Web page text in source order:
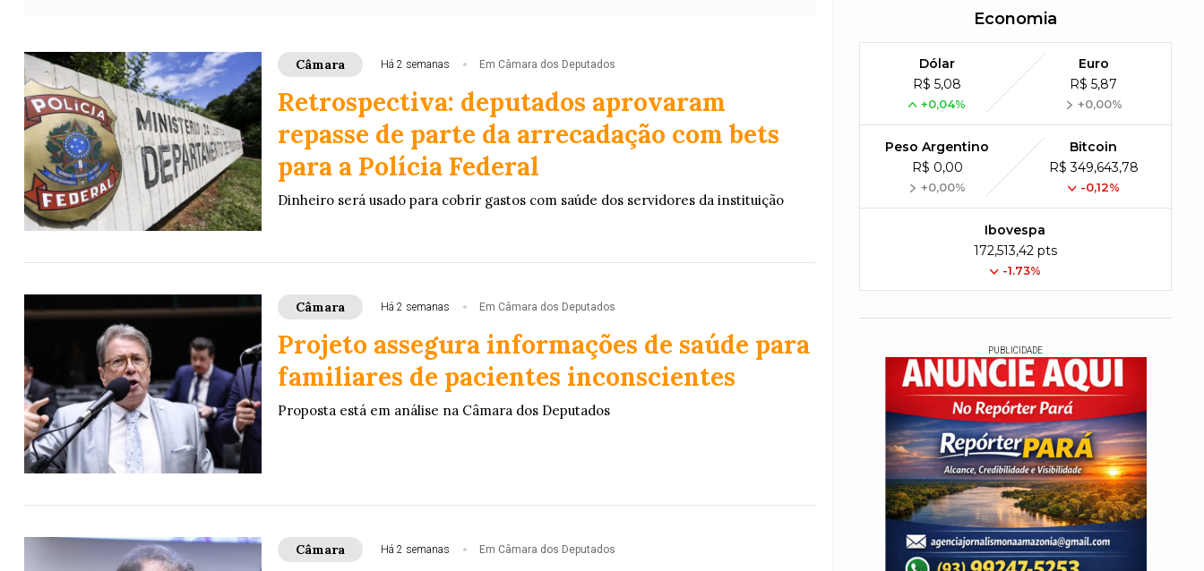
Câmara Há 2 semanas Em Câmara dos Deputados
Retrospectiva: deputados aprovaram
repasse de parte da arrecadação com bets
para a Polícia Federal
Dinheiro será usado para cobrir gastos com saúde dos servidores da instituição
Câmara Há 2 semanas Em Câmara dos Deputados
Projeto assegura informações de saúde para
familiares de pacientes inconscientes
Proposta está em análise na Câmara dos Deputados
Câmara Há 2 semanas Em Câmara dos Deputados
Economia
Dólar
R$ 5,08
+0,04%
Euro
R$ 5,87
+0,00%
Peso Argentino
R$ 0,00
+0,00%
Bitcoin
R$ 349,643,78
-0,12%
Ibovespa
172,513,42 pts
-1.73%
PUBLICIDADE